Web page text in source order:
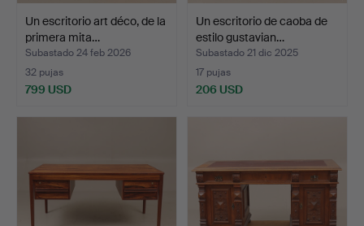
Un escritorio art déco, de la
primera mita…
Subastado 24 feb 2026
32 pujas
799 USD
Un escritorio de caoba de
estilo gustavian…
Subastado 21 dic 2025
17 pujas
206 USD